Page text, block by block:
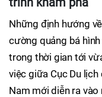
Những định hướng
cường quảng bá
trong thời gian tới
việc giữa Cục Du
Nam mới diễn ra